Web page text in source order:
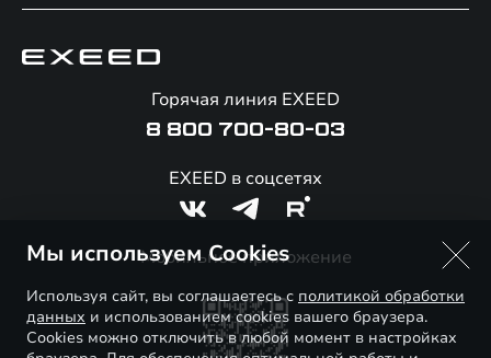
Страхование
Калькулятор обмена / Trade-in
Специальные предложения
Корпоративным клиентам
Официальные дилеры
Гарантия EXEED
Помощь на дорогах
Стать дилером
Знаковые клиенты EXEED
Контакты
Горячая линия EXEED
8 800 700-80-03
EXEED в соцсетях
Мобильное приложение
Мы используем Cookies
Используя сайт, вы соглашаетесь с политикой обработки
данных и использованием cookies вашего браузера.
Cookies можно отключить в любой момент в настройках